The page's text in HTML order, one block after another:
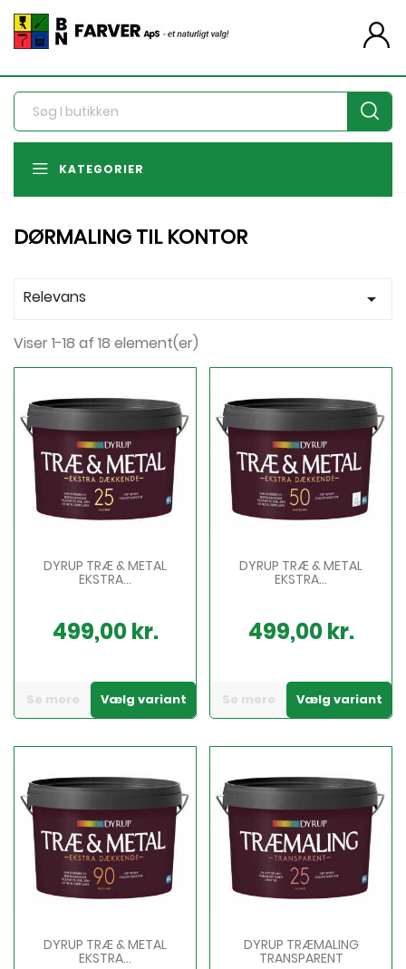
person
KATEGORIER
DØRMALING TIL KONTOR
Relevans 
Viser 1-18 af 18 element(er)
DYRUP TRÆ & METAL
EKSTRA...
499,00 kr.
Se mere Vælg variant
DYRUP TRÆ & METAL
EKSTRA...
499,00 kr.
Se mere Vælg variant
DYRUP TRÆ & METAL
EKSTRA...
DYRUP TRÆMALING
TRANSPARENT